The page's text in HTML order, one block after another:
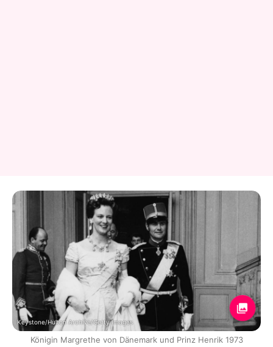
Keystone/Hulton Archive/Getty Images
Königin Margrethe von Dänemark und Prinz Henrik 1973